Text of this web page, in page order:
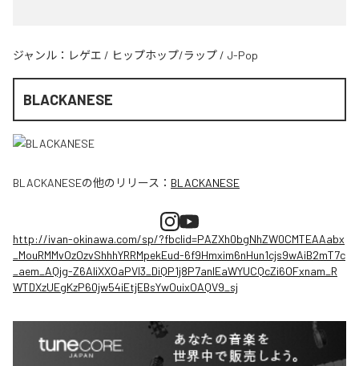
ジャンル： レゲエ / ヒップホップ/ラップ / J-Pop
BLACKANESE
BLACKANESEの他のリリース： BLACKANESE
http://ivan-okinawa.com/sp/?fbclid=PAZXh0bgNhZW0CMTEAAabx
_MouRMMvOzOzvShhhYRRMpekEud-6f9Hmxim6nHun1cjs9wAiB2mT7c
_aem_AQjg-Z6AIiXXOaPVl3_DiQP1j8P7anlEaWYUCQcZi6OFxnam_R
WTDXzUEgKzP60jw54iEtjEBsYwOuixOAQV9_sj